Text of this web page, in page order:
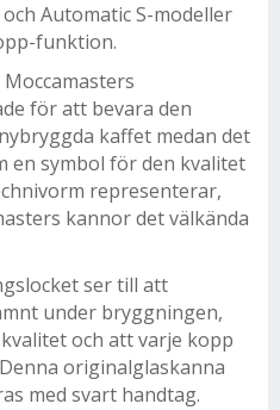
Automatic S-modeller
funktion.
för att bevara den
kaffet medan det
en symbol för den kvalitet
representerar,
kannor det välkända
ser till att
under bryggningen,
och att varje kopp
originalglaskanna
med svart handtag.